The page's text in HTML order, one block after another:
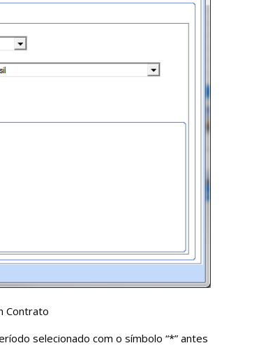
Contrato
selecionado com o símbolo “*” antes